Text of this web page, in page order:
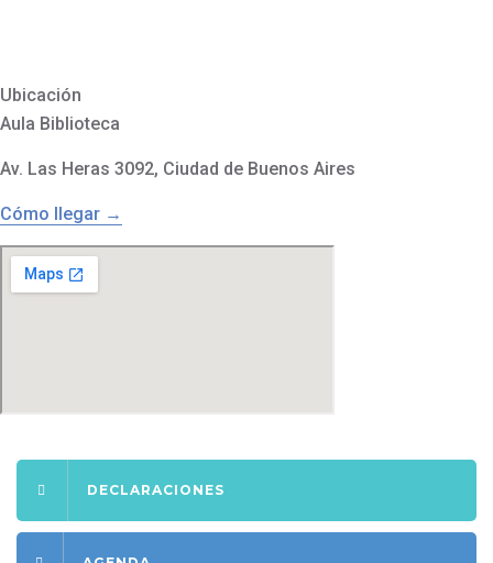
Ubicación
Aula Biblioteca
Av. Las Heras 3092, Ciudad de Buenos Aires
Cómo llegar →
DECLARACIONES